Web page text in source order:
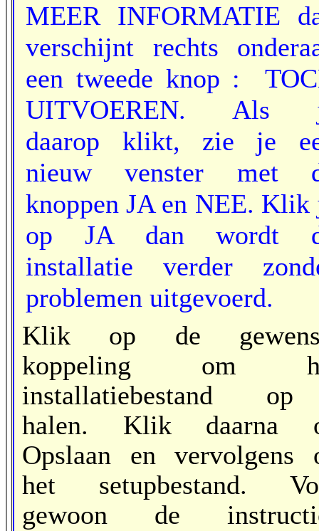
MEER INFORMATIE
verschijnt rechts
een tweede knop :
UITVOEREN. Als
daarop klikt, zie je
nieuw venster met
knoppen JA en NEE. Klik
op JA dan wordt
installatie verder
problemen uitgevoerd.
Klik op de
koppeling om
installatiebestand op
halen. Klik daarna
Opslaan en vervolgens
het setupbestand.
gewoon de